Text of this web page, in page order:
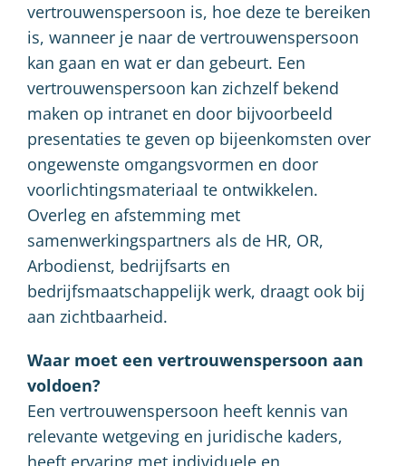
vertrouwenspersoon is, hoe deze te bereiken
is, wanneer je naar de vertrouwenspersoon
kan gaan en wat er dan gebeurt. Een
vertrouwenspersoon kan zichzelf bekend
maken op intranet en door bijvoorbeeld
presentaties te geven op bijeenkomsten over
ongewenste omgangsvormen en door
voorlichtingsmateriaal te ontwikkelen.
Overleg en afstemming met
samenwerkingspartners als de HR, OR,
Arbodienst, bedrijfsarts en
bedrijfsmaatschappelijk werk, draagt ook bij
aan zichtbaarheid.
Waar moet een vertrouwenspersoon aan
voldoen?
Een vertrouwenspersoon heeft kennis van
relevante wetgeving en juridische kaders,